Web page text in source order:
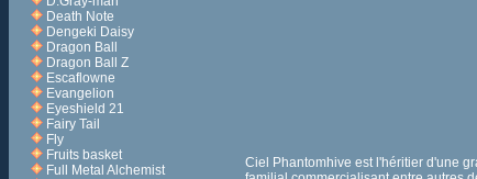
Death Note
Dengeki Daisy
Dragon Ball
Dragon Ball Z
Escaflowne
Evangelion
Eyeshield 21
Fairy Tail
Fly
Fruits basket
Full Metal Alchemist
Ciel Phantomhive est l'héritier d'une